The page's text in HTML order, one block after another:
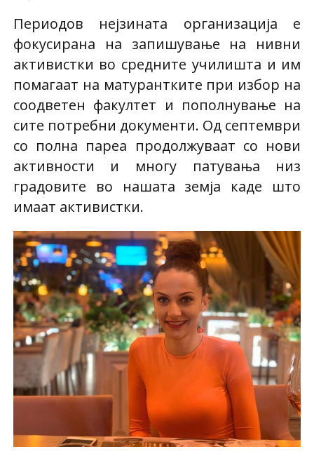
Периодов нејзината организација е
фокусирана на запишување на нивни
активистки во средните училишта и им
помагаат на матурантките при избор на
соодветен факултет и пополнување на
сите потребни документи. Од септември
со полна пареа продолжуваат со нови
активности и многу патувања низ
градовите во нашата земја каде што
имаат активистки.